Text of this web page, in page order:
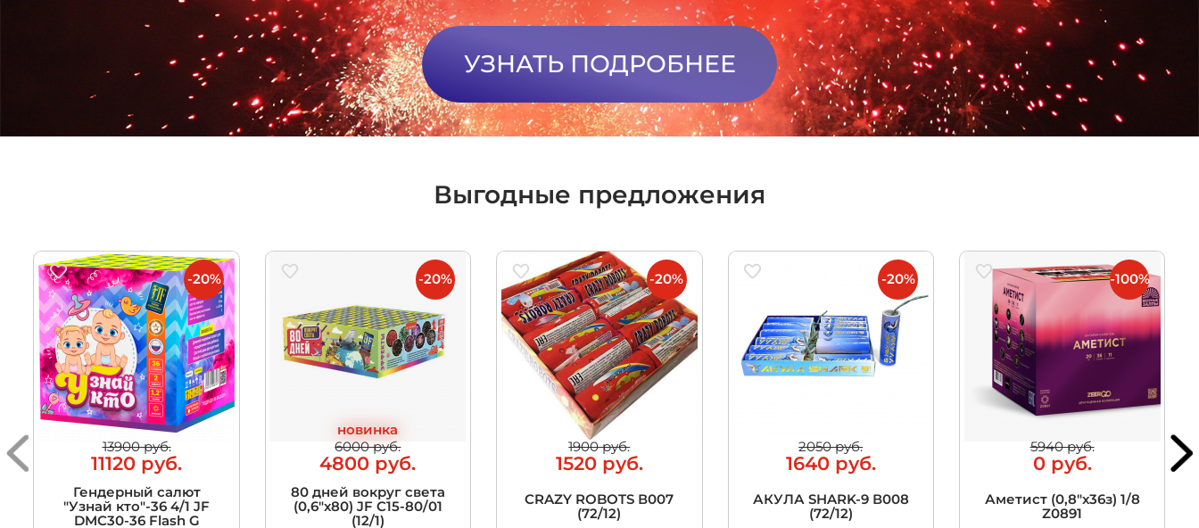
УЗНАТЬ ПОДРОБНЕЕ
Выгодные предложения
13900 руб.
11120 руб.
Гендерный салют
"Узнай кто"-36 4/1 JF
DMC30-36 Flash G
-20%
новинка
6000 руб.
4800 руб.
80 дней вокруг света
(0,6"х80) JF C15-80/01
(12/1)
-20%
1900 руб.
1520 руб.
CRAZY ROBOTS В007
(72/12)
-20%
2050 руб.
1640 руб.
АКУЛА SHARK-9 В008
(72/12)
-20%
5940 руб.
0 руб.
Аметист (0,8"х36з) 1/8
Z0891
-100%